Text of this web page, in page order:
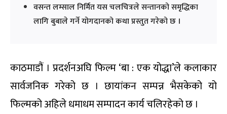
वसन्त लम्साल निर्मित यस चलचित्रले सन्तानको समृद्धिका
लागि बुबाले गर्ने योगदानको कथा प्रस्तुत गरेको छ ।
काठमाडौं । प्रदर्शनअघि फिल्म ‘बा : एक योद्धा’ले कलाकार
सार्वजनिक गरेको छ । छायांकन सम्पन्न भैसकेको यो
फिल्मको अहिले धमाधम सम्पादन कार्य चलिरहेको छ ।